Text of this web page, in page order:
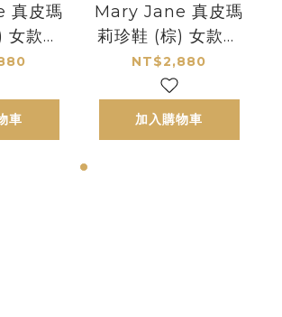
真皮瑪
款｜
網獨
車
Mary Jane 真皮瑪
莉珍鞋 (棕) 女款｜
哈漫克【官網獨
家】HamacaSole
NT$2,880
加入購物車